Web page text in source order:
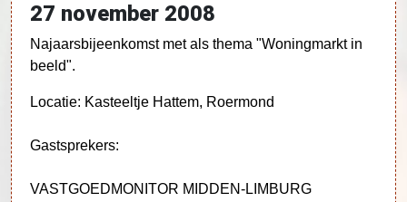
27 november 2008
Najaarsbijeenkomst met als thema "Woningmarkt in
beeld".
Locatie: Kasteeltje Hattem, Roermond
Gastsprekers:
VASTGOEDMONITOR MIDDEN-LIMBURG